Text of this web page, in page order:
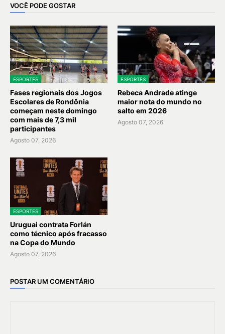
VOCÊ PODE GOSTAR
ESPORTES
Fases regionais dos Jogos
Escolares de Rondônia
começam neste domingo
com mais de 7,3 mil
participantes
Agosto 07, 2026
ESPORTES
Rebeca Andrade atinge
maior nota do mundo no
salto em 2026
Agosto 07, 2026
ESPORTES
Uruguai contrata Forlán
como técnico após fracasso
na Copa do Mundo
Agosto 07, 2026
POSTAR UM COMENTÁRIO